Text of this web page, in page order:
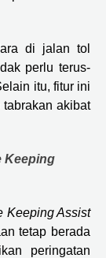
di jalan tol
perlu terus-
itu, fitur ini
akibat
Keeping
Keeping Assist
tetap berada
peringatan